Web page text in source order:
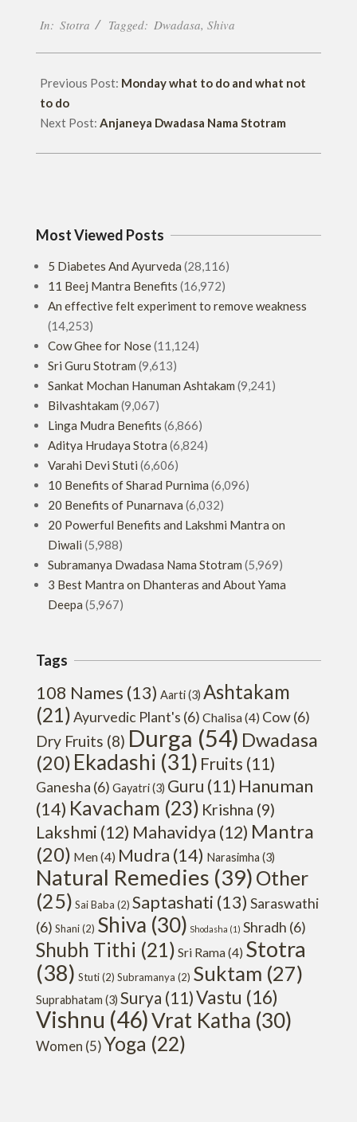
12-
In: Stotra Tagged: Dwadasa, Shiva
Previous Post: Monday what to do and what not
to do
Next Post: Anjaneya Dwadasa Nama Stotram
Most Viewed Posts
5 Diabetes And Ayurveda (28,116)
11 Beej Mantra Benefits (16,972)
An effective felt experiment to remove weakness
(14,253)
Cow Ghee for Nose(11,124)
Sri Guru Stotram (9,613)
Sankat Mochan Hanuman Ashtakam (9,241)
Bilvashtakam (9,067)
Linga Mudra Benefits (6,866)
Aditya Hrudaya Stotra (6,824)
Varahi Devi Stuti (6,606)
10 Benefits of Sharad Purnima (6,096)
20 Benefits of Punarnava (6,032)
20 Powerful Benefits and Lakshmi Mantra on
Diwali (5,988)
Subramanya Dwadasa Nama Stotram (5,969)
3 Best Mantra on Dhanteras and About Yama
Deepa (5,967)
Tags
108 Names (13) Aarti(3) Ashtakam
(21)Ayurvedic Plant's (6) Chalisa(4) Cow(6)
Dry Fruits (8) Durga (54) Dwadasa
(20) Ekadashi (31) Fruits (11)
Ganesha (6) Gayatri(3) Guru (11) Hanuman
(14) Kavacham (23) Krishna (9)
Lakshmi (12) Mahavidya (12) Mantra
(20) Men(4) Mudra (14) Narasimha (3)
Natural Remedies (39) Other
(25) Sai Baba (2) Saptashati (13) Saraswathi
(6) Shani(2) Shiva (30) Shodasha (1) Shradh (6)
Shubh Tithi (21) Sri Rama(4) Stotra
(38) Stuti(2) Subramanya (2) Suktam (27)
Suprabhatam (3) Surya (11)Vastu (16)
Vishnu (46)Vrat Katha (30)
Women (5)Yoga (22)